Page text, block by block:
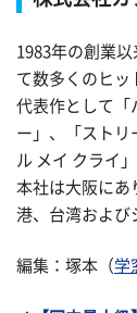
1983年の創業
て数多くのヒッ
代表作として「
ー」、「ストリ
ル メイ クライ
本社は大阪にあ
港、台湾および
編集：塚本（ 学